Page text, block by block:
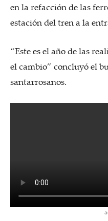
en la refacción de las
estación del tren a la
“Este es el año de las
el cambio” concluyó el
santarrosanos.